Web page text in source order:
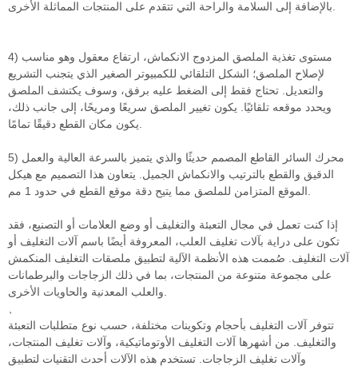
4) مستوى تغذية الملصق المزدوج الانكماش، ارتفاع معقول وهو مناسب
لإصلاح الملصق؛ الشكل التلقائي للكمبيوتر الصغير الذي يتجنب التشريع
والتعديل. تحتاج فقط إلى الضغط عليه برفق، وسوف يكتشف الملصق
ويحدد موقعه تلقائيًا. يكون تغيير الملصق سريعًا ومريحًا، إلى جانب ذلك،
5) محرك السائر القاطع المصمم حديثًا والذي يتميز بالسرعة العالية والعمل
الدقيق والقطع بالترتيب والانكماش الجميل. يتعاون هذا التصميم مع هيكل
إذا كنت تعمل في مجال التعبئة والتغليف أو وضع العلامات أو التصنيع، فقد
تكون على دراية بآلات تغليف العلب، المعروفة أيضًا باسم آلات التغليف أو
آلات التغليف. صُممت هذه الأنظمة الآلية لتطبيق ملصقات التغليف المنكمش
على مجموعة متنوعة من المنتجات، بما في ذلك الزجاجات والبرطمانات
تتوفر آلات التغليف بأحجام وتكوينات مختلفة، حسب نوع متطلبات التعبئة
والتغليف. من أشهرها آلات التغليف الأوتوماتيكية، وآلات تغليف المنتجات،
وآلات تغليف الزجاجات. تستخدم هذه الآلات أحدث التقنيات لتطبيق